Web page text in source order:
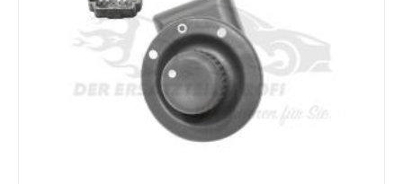
Mercedes Ersatzteile
Mini Ersatzteile
Mitsubishi Ersatzteile